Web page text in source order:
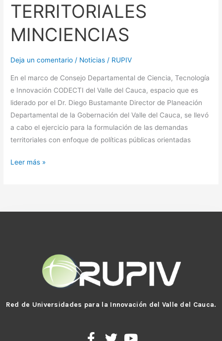
TERRITORIALES
MINCIENCIAS
Deja un comentario / Noticias / RUPIV
En el marco de Consejo Departamental de Ciencia, Tecnología
e Innovación CODECTI del Valle del Cauca, espacio que es
liderado por el Dr. Diego Bustamante Director de Planeación
Departamental de la Gobernación del Valle del Cauca, se llevó
a cabo el ejercicio para la formulación de las demandas
territoriales con enfoque de políticas públicas orientadas
Leer más »
Red de Universidades para la Innovación del Valle del Cauca.
F
T
Y